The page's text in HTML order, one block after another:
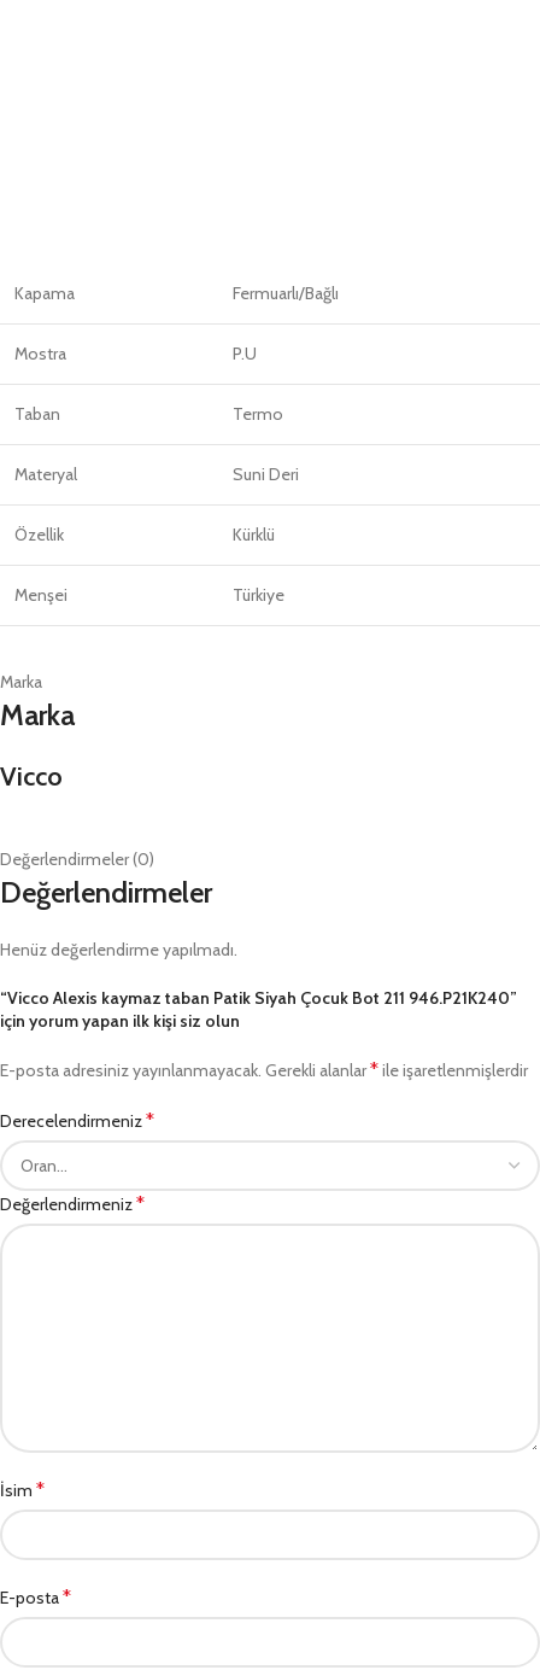
Kapama Fermuarlı/Bağlı
Mostra P.U
Taban Termo
Materyal Suni Deri
Özellik Kürklü
Menşei Türkiye
Marka
Marka
Vicco
Değerlendirmeler (0)
Değerlendirmeler
Henüz değerlendirme yapılmadı.
“Vicco Alexis kaymaz taban Patik Siyah Çocuk Bot 211 946.P21K240”
için yorum yapan ilk kişi siz olun
E-posta adresiniz yayınlanmayacak. Gerekli alanlar*ile işaretlenmişlerdir
Derecelendirmeniz*
Değerlendirmeniz*
İsim *
E-posta*